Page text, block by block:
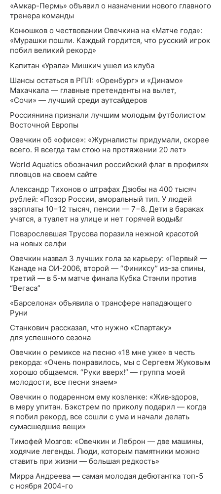
«Амкар-Пермь» объявил о назначении нового главного
тренера команды
Конюшков о чествовании Овечкина на «Матче года»:
«Мурашки пошли. Каждый гордится, что русский игрок
побил великий рекорд»
Капитан «Урала» Мишкич ушел из клуба
Шансы остаться в РПЛ: «Оренбург» и «Динамо»
Махачкала — главные претенденты на вылет,
«Сочи» — лучший среди аутсайдеров
Россиянина признали лучшим молодым футболистом
Восточной Европы
Овечкин об «офисе»: «Журналисты придумали, скорее
всего. Я всегда там стою на протяжении 20 лет»
World Aquatics обозначил российский флаг в профилях
пловцов на своем сайте
Александр Тихонов о штрафах Дзюбы на 400 тысяч
рублей: «Позор России, аморальный тип. У людей
зарплаты 10−12 тысяч, пенсии — 7−8. Дети в бараках
учатся, а туалет на улице и нет горячей воды&r
Повзрослевшая Трусова поразила нежной красотой
на новых селфи
Овечкин назвал 3 лучших гола за карьеру: «Первый —
Канаде на ОИ-2006, второй — “Финиксу” из-за спины,
третий — в 5-м матче финала Кубка Стэнли против
“Вегаса”
«Барселона» объявила о трансфере нападающего
Руни
Станкович рассказал, что нужно «Спартаку»
для успешного сезона
Овечкин о ремиксе на песню «18 мне уже» в честь
рекорда: «Очень понравилось, мы с Сергеем Жуковым
хорошо общаемся. “Руки вверх!” — группа моей
молодости, все песни знаем»
Овечкин о подаренном ему козленке: «Жив‑здоров,
в меру упитан. Бэкстрем по приколу подарил — когда
я побил рекорд, все сошли с ума и начали делать
сумасшедшие вещи»
Тимофей Мозгов: «Овечкин и Леброн — две машины,
ходячие легенды. Люди, которым памятники можно
ставить при жизни — большая редкость»
Мирра Андреева — самая молодая дебютантка топ-5
с ноября 2004-го